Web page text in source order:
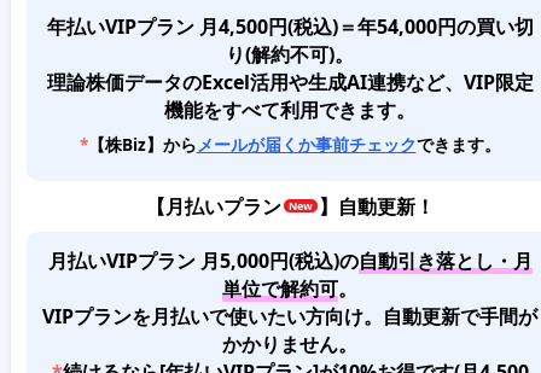
年払いVIPプラン 月4,500円(税込)＝年54,000円の買い切
り(解約不可)。
理論株価データのExcel活用や生成AI連携など、VIP限定
機能をすべて利用できます。
*【株Biz】から メールが届くか事前チェックできます。
【月払いプラン 】自動更新！
月払いVIPプラン 月5,000円(税込)の自動引き落とし・月
単位で解約可。
VIPプランを月払いで使いたい方向け。自動更新で手間が
かかりません。